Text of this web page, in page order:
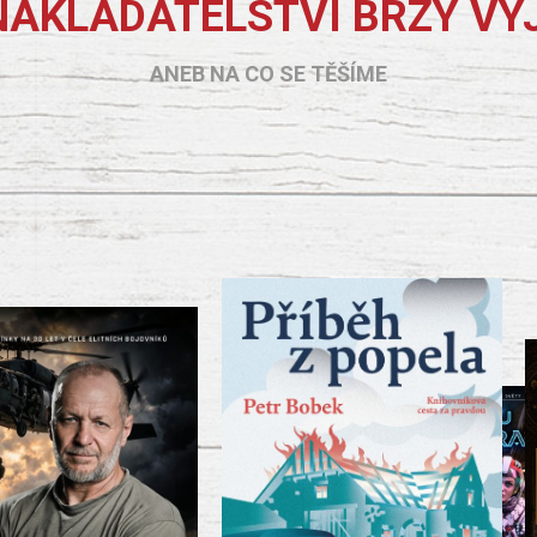
BRZY
ANEB NA CO SE TĚŠÍME